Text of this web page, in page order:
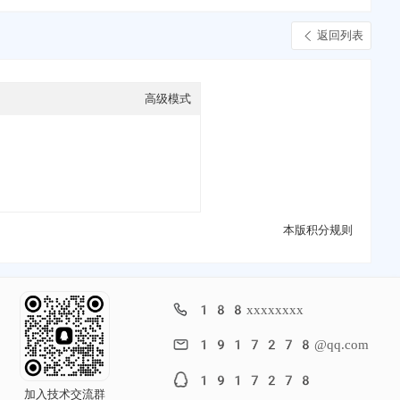
返回列表
高级模式
本版积分规则
加入技术交流群
188xxxxxxxx
1917278@qq.com
1917278